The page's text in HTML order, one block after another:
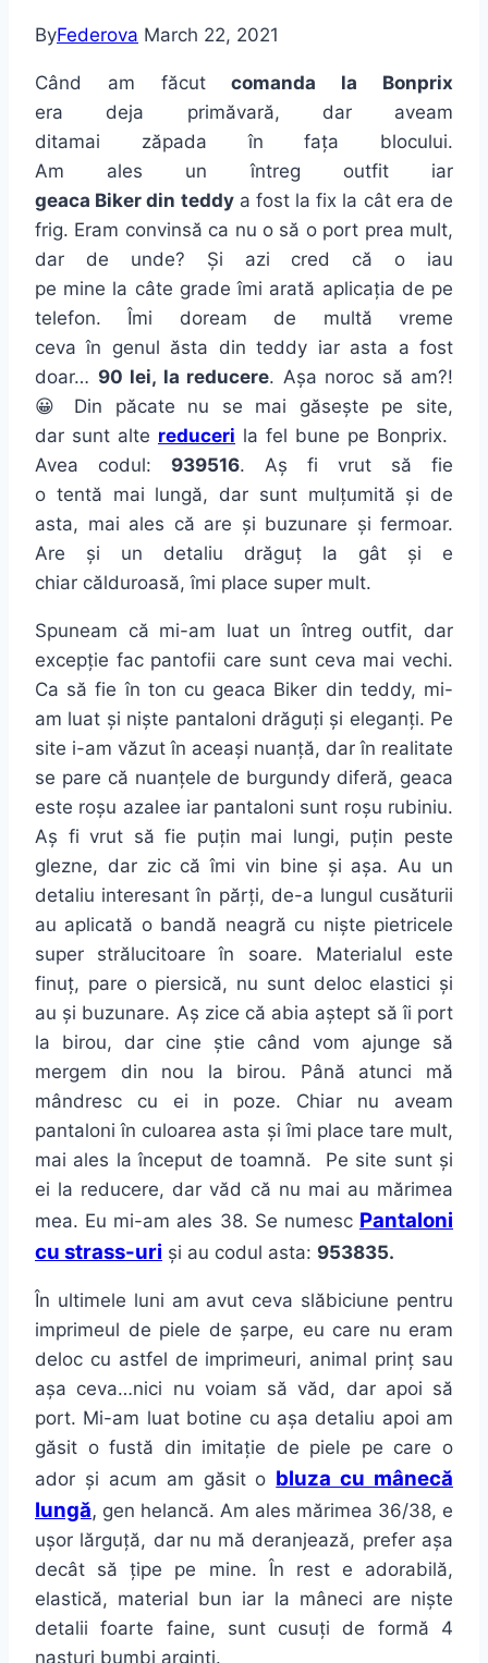
ByFederova March 22, 2021
Când am făcutcomanda la Bonprix
era deja primăvară, dar aveam
ditamai zăpada în fața blocului.
Am ales un întreg outfit iar
geaca Biker din teddya fost la fix la cât era de
frig. Eram convinsă ca nu o să o port prea mult,
dar de unde? Și azi cred că o iau
pe mine la câte grade îmi arată aplicația de pe
telefon. Îmi doream de multă vreme
ceva în genul ăsta din teddy iar asta a fost
doar… 90 lei, la reducere. Așa noroc să am?!
😀 Din păcate nu se mai găsește pe site,
dar sunt alte reduceri la fel bune pe Bonprix.
Avea codul: 939516. Aș fi vrut să fie
o tentă mai lungă, dar sunt mulțumită și de
asta, mai ales că are și buzunare și fermoar.
Are și un detaliu drăguț la gât și e
chiar călduroasă, îmi place super mult.
Spuneam că mi-am luat un întreg outfit, dar
excepție fac pantofii care sunt ceva mai vechi.
Ca să fie în ton cu geaca Biker din teddy, mi-
am luat și niște pantaloni drăguți și eleganți. Pe
site i-am văzut în aceași nuanță, dar în realitate
se pare că nuanțele de burgundy diferă, geaca
este roșu azalee iar pantaloni sunt roșu rubiniu.
Aș fi vrut să fie puțin mai lungi, puțin peste
glezne, dar zic că îmi vin bine și așa. Au un
detaliu interesant în părți, de-a lungul cusăturii
au aplicată o bandă neagră cu niște pietricele
super strălucitoare în soare. Materialul este
finuț, pare o piersică, nu sunt deloc elastici și
au și buzunare. Aș zice că abia aștept să îi port
la birou, dar cine știe când vom ajunge să
mergem din nou la birou. Până atunci mă
mândresc cu ei in poze. Chiar nu aveam
pantaloni în culoarea asta și îmi place tare mult,
mai ales la început de toamnă. Pe site sunt și
ei la reducere, dar văd că nu mai au mărimea
mea. Eu mi-am ales 38. Se numesc Pantaloni
cu strass-uri și au codul asta: 953835.
În ultimele luni am avut ceva slăbiciune pentru
imprimeul de piele de șarpe, eu care nu eram
deloc cu astfel de imprimeuri, animal prinț sau
așa ceva…nici nu voiam să văd, dar apoi să
port. Mi-am luat botine cu așa detaliu apoi am
găsit o fustă din imitație de piele pe care o
ador și acum am găsit o bluza cu mânecă
lungă, gen helancă. Am ales mărimea 36/38, e
ușor lărguță, dar nu mă deranjează, prefer așa
decât să țipe pe mine. În rest e adorabilă,
elastică, material bun iar la mâneci are niște
detalii foarte faine, sunt cusuți de formă 4
nasturi bumbi arginti.